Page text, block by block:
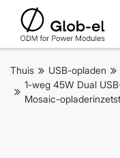
Thuis USB-opladen
1-weg 45W Dual
Mosaic-